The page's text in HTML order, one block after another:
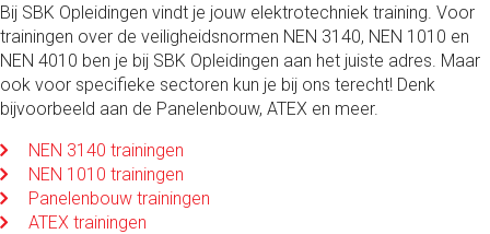
Bij SBK Opleidingen vindt je jouw elektrotechniek training. Voor
trainingen over de veiligheidsnormen NEN 3140, NEN 1010 en
NEN 4010 ben je bij SBK Opleidingen aan het juiste adres. Maar
ook voor specifieke sectoren kun je bij ons terecht! Denk
bijvoorbeeld aan de Panelenbouw, ATEX en meer.
NEN 3140 trainingen
NEN 1010 trainingen
Panelenbouw trainingen
ATEX trainingen